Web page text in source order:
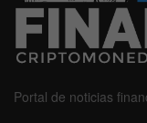
Portal de noticias